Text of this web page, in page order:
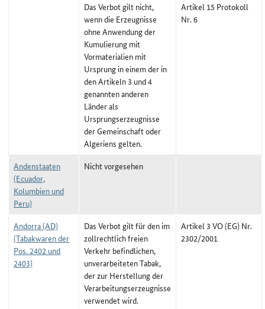
Das Verbot gilt nicht,
wenn die Erzeugnisse
ohne Anwendung der
Kumulierung mit
Vormaterialien mit
Ursprung in einem der in
den Artikeln 3 und 4
genannten anderen
Länder als
Ursprungserzeugnisse
der Gemeinschaft oder
Algeriens gelten.
Artikel 15 Protokoll
Nr. 6
Andenstaaten
(Ecuador,
Kolumbien und
Peru)
Nicht vorgesehen
Andorra (AD)
(Tabakwaren der
Pos. 2402 und
2403)
Das Verbot gilt für den im
zollrechtlich freien
Verkehr befindlichen,
unverarbeiteten Tabak,
der zur Herstellung der
Verarbeitungserzeugnisse
verwendet wird.
Artikel 3 VO (EG) Nr.
2302/2001